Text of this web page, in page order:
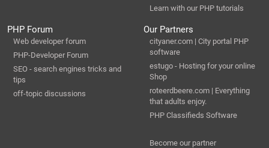
Learn with our PHP tutorials
PHP Forum
Web developer forum
PHP-Developer Forum
SEO - search engines tricks and
tips
off-topic discussions
Our Partners
cityaner.com | City portal PHP
software
estugo - Hosting for your online
Shop
roteerdbeere.com | Everything
that adults enjoy.
PHP Classifieds Software
Become our partner